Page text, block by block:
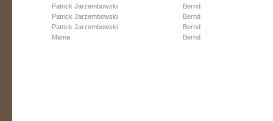
Patrick Jarzembowski
Patrick Jarzembowski
Patrick Jarzembowski
Mama
Bernd
Bernd
Bernd
Bernd